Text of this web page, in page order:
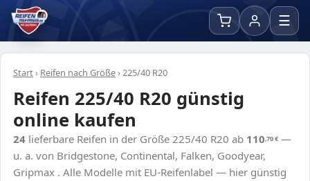
☰
Start› Reifen nach Größe›225/40 R20
Reifen 225/40 R20 günstig
online kaufen
24 lieferbare Reifen in der Größe 225/40 R20 ab 110,70€ —
u. a. von Bridgestone, Continental, Falken, Goodyear,
Gripmax . Alle Modelle mit EU-Reifenlabel — hier günstig